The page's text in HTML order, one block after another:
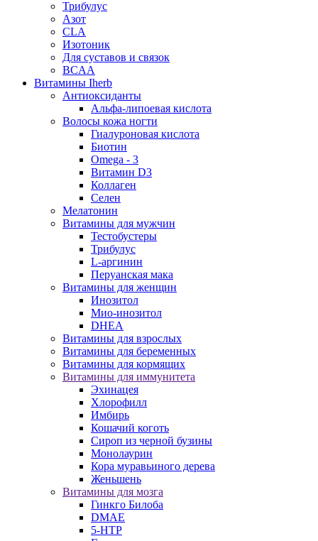
Трибулус
Азот
CLA
Изотоник
Для суставов и связок
BCAA
Витамины Iherb
Антиоксиданты
Альфа-липоевая кислота
Волосы кожа ногти
Гиалуроновая кислота
Биотин
Omega - 3
Витамин D3
Коллаген
Селен
Мелатонин
Витамины для мужчин
Тестобустеры
Трибулус
L-аргинин
Перуанская мака
Витамины для женщин
Инозитол
Мио-инозитол
DHEA
Витамины для взрослых
Витамины для беременных
Витамины для кормящих
Витамины для иммунитета
Эхинацея
Хлорофилл
Имбирь
Кошачий коготь
Сироп из черной бузины
Монолаурин
Кора муравьиного дерева
Женьшень
Витамины для мозга
Гинкго Билоба
DMAE
5-HTP